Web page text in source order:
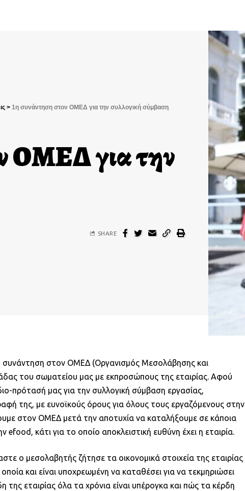
> 1η συνάντηση στον ΟΜΕΔ για την συλλογική σύμβαση
ΟΜΕΔ για την
SHARE
συνάντηση στον ΟΜΕΔ (Οργανισμός Μεσολάβησης και
του σωματείου μας με εκπροσώπους της εταιρίας. Αφού
πρότασή μας για την συλλογική σύμβαση εργασίας,
της, με ευνοϊκούς όρους για όλους τους εργαζόμενους στην
στον ΟΜΕΔ μετά την αποτυχία να καταλήξουμε σε κάποια
κάτι για το οποίο αποκλειστική ευθύνη έχει η εταιρία.
ο μεσολαβητής ζήτησε τα οικονομικά στοιχεία της εταιρίας
και είναι υποχρεωμένη να καταθέσει για να τεκμηριώσει
της εταιρίας όλα τα χρόνια είναι υπέρογκα και πώς τα κέρδη